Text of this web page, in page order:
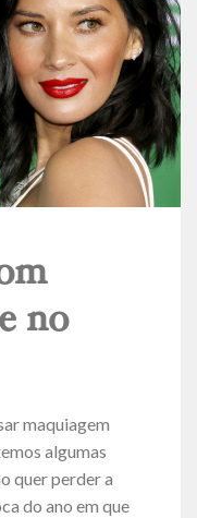
no
maquiagem
algumas
quer perder a
do ano em que